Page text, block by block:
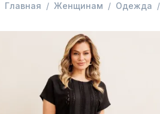
Главная Женщинам Одежда